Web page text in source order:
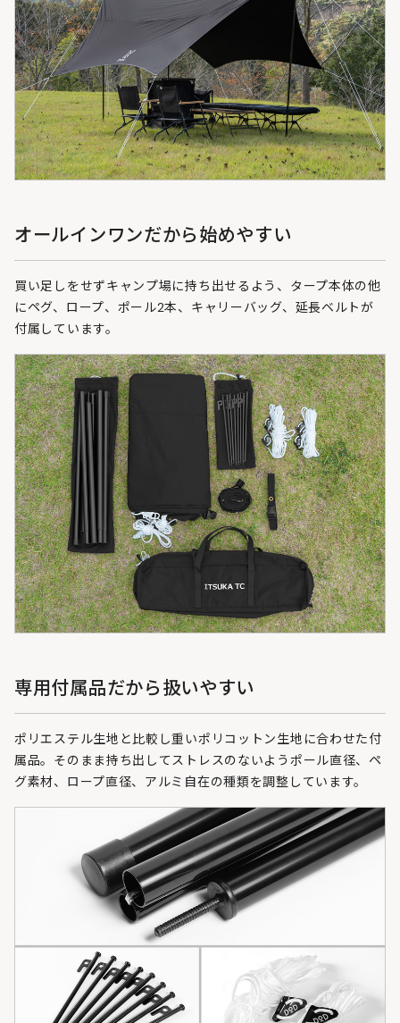
オールインワンだから始めやすい
買い足しをせずキャンプ場に持ち出せるよう、タープ本体の他
にペグ、ロープ、ポール2本、キャリーバッグ、延長ベルトが
付属しています。
専用付属品だから扱いやすい
ポリエステル生地と比較し重いポリコットン生地に合わせた付
属品。そのまま持ち出してストレスのないようポール直径、ペ
グ素材、ロープ直径、アルミ自在の種類を調整しています。